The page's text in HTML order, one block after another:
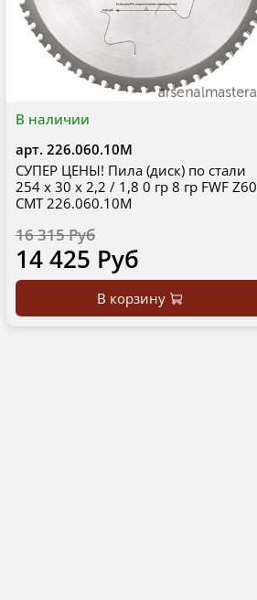
В наличии
арт. 226.060.10M
СУПЕР ЦЕНЫ! Пила (диск) по стали
254 x 30 x 2,2 / 1,8 0 гр 8 гр FWF Z60
CMT 226.060.10M
16 315 Руб
14 425 Руб
В корзину